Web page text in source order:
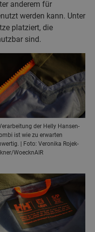
anderem für
werden kann. Unter
platziert, die
sind.
der Helly Hansen-
ist wie zu erwarten
| Foto: Veronika Rojek-
WoecknAIR